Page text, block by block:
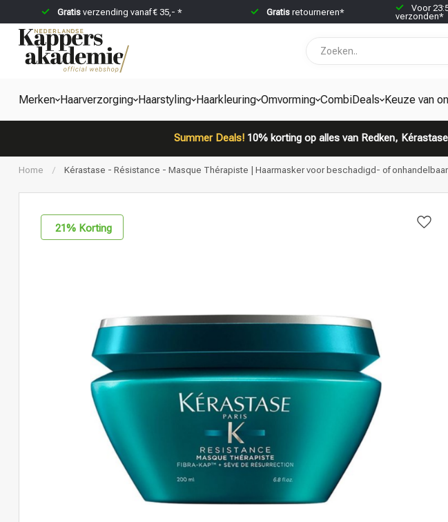
Gratisverzending vanaf € 35,- * Gratisretourneren* Voor
verzonden*
Merken Haarverzorging Haarstyling Haarkleuring Omvorming CombiDeals Keuze van
Summer Deals!10% korting op alles van Redken,
Home / Kérastase - Résistance - Masque Thérapiste | Haarmasker voor beschadigd- of
21% Korting